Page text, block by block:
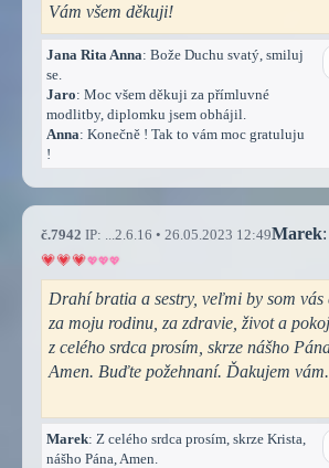
Vám všem děkuji!
Jana Rita Anna: Bože Duchu svatý, smiluj
se.
Jaro: Moc všem děkuji za přímluvné
modlitby, diplomku jsem obhájil.
Anna: Konečně ! Tak to vám moc gratuluju
!
č.7942 IP: ...2.6.16 • 26.05.2023 12:49Marek:
Drahí bratia a sestry, veľmi by som
za moju rodinu, za zdravie, život a
z celého srdca prosím, skrze nášho
Amen. Buďte požehnaní. Ďakujem
Marek: Z celého srdca prosím, skrze Krista,
nášho Pána, Amen.